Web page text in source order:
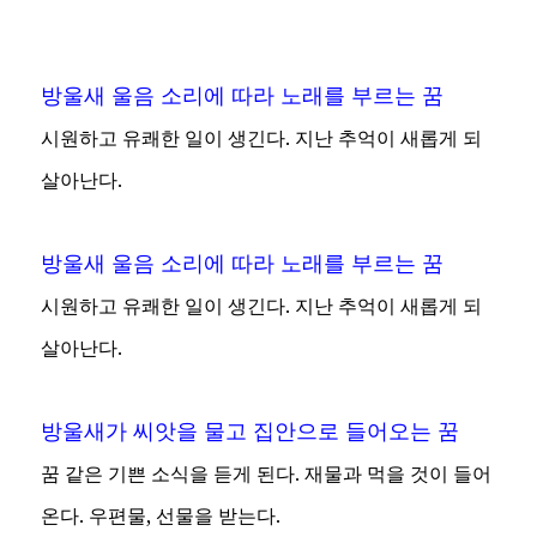
방울새 울음 소리에 따라 노래를 부르는 꿈
시원하고 유쾌한 일이 생긴다. 지난 추억이 새롭게 되
살아난다.
방울새 울음 소리에 따라 노래를 부르는 꿈
시원하고 유쾌한 일이 생긴다. 지난 추억이 새롭게 되
살아난다.
방울새가 씨앗을 물고 집안으로 들어오는 꿈
꿈 같은 기쁜 소식을 듣게 된다. 재물과 먹을 것이 들어
온다. 우편물, 선물을 받는다.